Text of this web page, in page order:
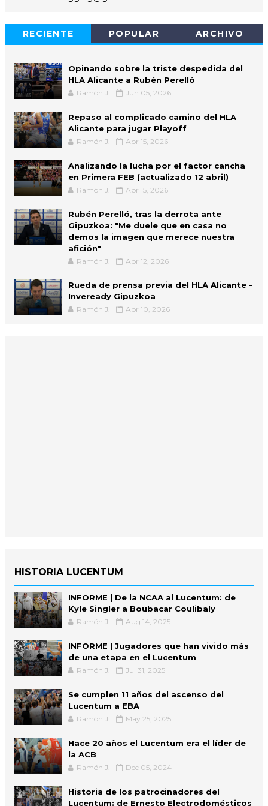
RECIENTE POPULAR ARCHIVO
Opinando sobre la triste despedida del
HLA Alicante a Rubén Perelló
Ramón J. Jun 05, 2026
Repaso al complicado camino del HLA
Alicante para jugar Playoff
Ramón J. Apr 15, 2026
Analizando la lucha por el factor cancha
en Primera FEB (actualizado 12 abril)
Ramón J. Apr 15, 2026
Rubén Perelló, tras la derrota ante
Gipuzkoa: "Me duele que en casa no
demos la imagen que merece nuestra
afición"
Ramón J. Apr 12, 2026
Rueda de prensa previa del HLA Alicante -
Inveready Gipuzkoa
Ramón J. Apr 10, 2026
HISTORIA LUCENTUM
INFORME | De la NCAA al Lucentum: de
Kyle Singler a Boubacar Coulibaly
Ramón J. Aug 14, 2025
INFORME | Jugadores que han vivido más
de una etapa en el Lucentum
Ramón J. Jul 31, 2025
Se cumplen 11 años del ascenso del
Lucentum a EBA
Ramón J. May 25, 2025
Hace 20 años el Lucentum era el líder de
la ACB
Ramón J. Dec 05, 2024
Historia de los patrocinadores del
Lucentum: de Ernesto Electrodomésticos